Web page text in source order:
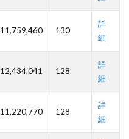
11,759,460 130
詳
細
12,434,041 128
詳
細
11,220,770 128
詳
細